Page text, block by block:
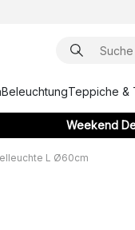
BeleuchtungTeppiche &
Weekend
L Ø60cm